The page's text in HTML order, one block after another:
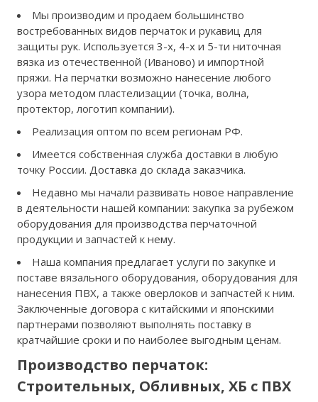
Мы производим и продаем большинство
востребованных видов перчаток и рукавиц для
защиты рук. Используется 3-х, 4-х и 5-ти ниточная
вязка из отечественной (Иваново) и импортной
пряжи. На перчатки возможно нанесение любого
узора методом пластелизации (точка, волна,
протектор, логотип компании).
Реализация оптом по всем регионам РФ.
Имеется собственная служба доставки в любую
точку России. Доставка до склада заказчика.
Недавно мы начали развивать новое направление
в деятельности нашей компании: закупка за рубежом
оборудования для производства перчаточной
продукции и запчастей к нему.
Наша компания предлагает услуги по закупке и
поставе вязального оборудования, оборудования для
нанесения ПВХ, а также оверлоков и запчастей к ним.
Заключенные договора с китайскими и японскими
партнерами позволяют выполнять поставку в
кратчайшие сроки и по наиболее выгодным ценам.
Производство перчаток:
Строительных, Обливных, ХБ с ПВХ